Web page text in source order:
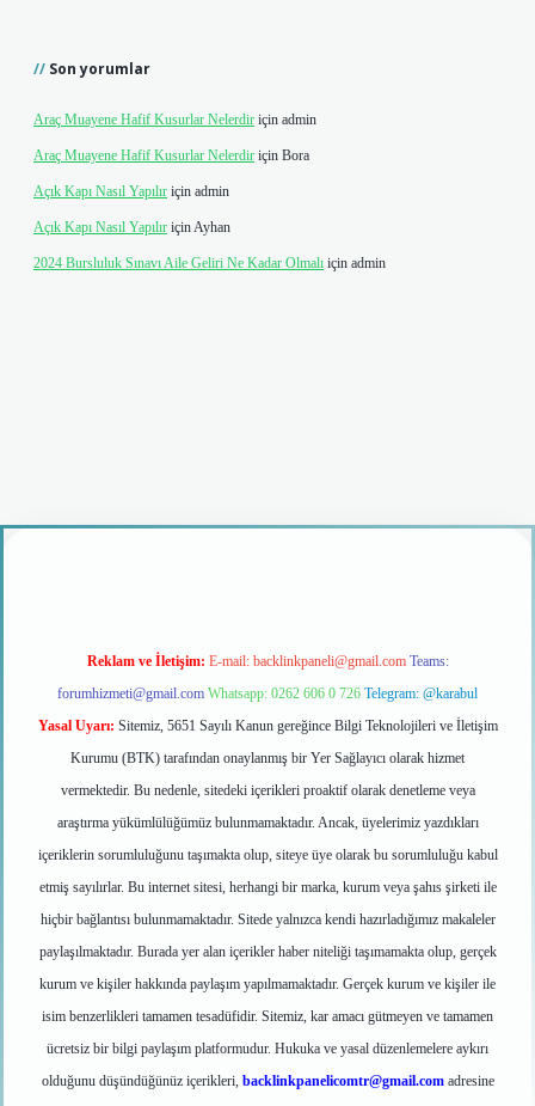
Son yorumlar
Araç Muayene Hafif Kusurlar Nelerdir için admin
Araç Muayene Hafif Kusurlar Nelerdir için Bora
Açık Kapı Nasıl Yapılır için admin
Açık Kapı Nasıl Yapılır içinAyhan
2024 Bursluluk Sınavı Aile Geliri Ne Kadar Olmalı için admin
Reklam ve İletişim: E-mail: backlinkpaneli@gmail.com Teams:
forumhizmeti@gmail.com Whatsapp: 0262 606 0 726 Telegram: @karabul
Yasal Uyarı: Sitemiz, 5651 Sayılı Kanun gereğince Bilgi Teknolojileri ve İletişim
Kurumu (BTK) tarafından onaylanmış bir Yer Sağlayıcı olarak hizmet
vermektedir. Bu nedenle, sitedeki içerikleri proaktif olarak denetleme veya
araştırma yükümlülüğümüz bulunmamaktadır. Ancak, üyelerimiz yazdıkları
içeriklerin sorumluluğunu taşımakta olup, siteye üye olarak bu sorumluluğu kabul
etmiş sayılırlar. Bu internet sitesi, herhangi bir marka, kurum veya şahıs şirketi ile
hiçbir bağlantısı bulunmamaktadır. Sitede yalnızca kendi hazırladığımız makaleler
paylaşılmaktadır. Burada yer alan içerikler haber niteliği taşımamakta olup, gerçek
kurum ve kişiler hakkında paylaşım yapılmamaktadır. Gerçek kurum ve kişiler ile
isim benzerlikleri tamamen tesadüfidir. Sitemiz, kar amacı gütmeyen ve tamamen
ücretsiz bir bilgi paylaşım platformudur. Hukuka ve yasal düzenlemelere aykırı
olduğunu düşündüğünüz içerikleri, backlinkpanelicomtr@gmail.comadresine